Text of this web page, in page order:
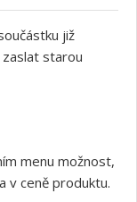
již
zaslat starou
menu možnost,
v ceně produktu.